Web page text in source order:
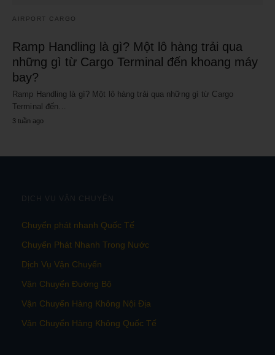
AIRPORT CARGO
Ramp Handling là gì? Một lô hàng trải qua
những gì từ Cargo Terminal đến khoang máy
bay?
Ramp Handling là gì? Một lô hàng trải qua những gì từ Cargo
Terminal đến…
3 tuần ago
DỊCH VỤ VẬN CHUYỂN
Chuyển phát nhanh Quốc Tế
Chuyển Phát Nhanh Trong Nước
Dịch Vụ Vận Chuyển
Vận Chuyển Đường Bộ
Vận Chuyển Hàng Không Nội Địa
Vận Chuyển Hàng Không Quốc Tế